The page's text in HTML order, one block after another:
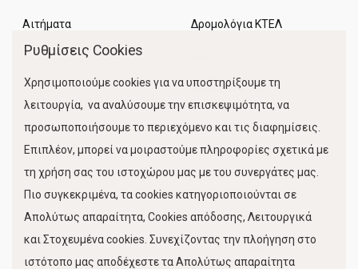
Αιτήματα Δρομολόγια ΚΤΕΛ
Κίνηση Λιμένος
FOLLOW US
Ρυθμίσεις Cookies
Χρησιμοποιούμε cookies για να υποστηρίξουμε τη
λειτουργία, να αναλύσουμε την επισκεψιμότητα, να
προσωποποιήσουμε το περιεχόμενο και τις διαφημίσεις.
Επιπλέον, μπορεί να μοιραστούμε πληροφορίες σχετικά με
τη χρήση σας του ιστοχώρου μας με του συνεργάτες μας.
Πιο συγκεκριμένα, τα cookies κατηγοριοποιούνται σε
Απολύτως απαραίτητα, Cookies απόδοσης, Λειτουργικά
και Στοχευμένα cookies. Συνεχίζοντας την πλοήγηση στο
ιστότοπο μας αποδέχεστε τα Απολύτως απαραίτητα